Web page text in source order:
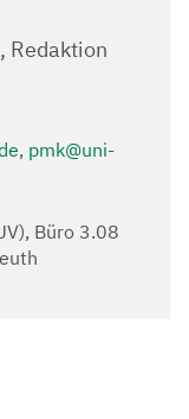
Redaktion
, pmk@uni-
Büro 3.08